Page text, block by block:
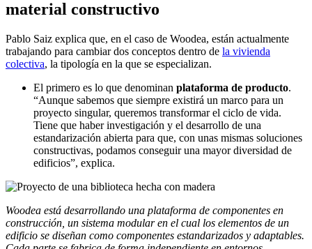
material constructivo
Pablo Saiz explica que, en el caso de Woodea, están actualmente
trabajando para cambiar dos conceptos dentro de la vivienda
colectiva, la tipología en la que se especializan.
El primero es lo que denominan plataforma de producto.
“Aunque sabemos que siempre existirá un marco para un
proyecto singular, queremos transformar el ciclo de vida.
Tiene que haber investigación y el desarrollo de una
estandarización abierta para que, con unas mismas soluciones
constructivas, podamos conseguir una mayor diversidad de
edificios”, explica.
Woodea está desarrollando una plataforma de componentes en
construcción, un sistema modular en el cual los elementos de un
edificio se diseñan como componentes estandarizados y adaptables.